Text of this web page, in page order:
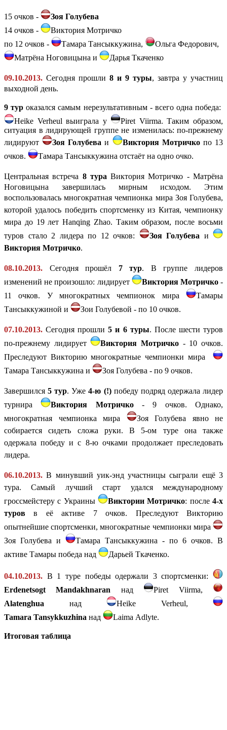
15 очков -
Зоя Голубева
14 очков -
Виктория Мотричко
по 12 очков -
Тамара Тансыккужина,
Ольга Федорович,
Матрёна Ноговицына и
Дарья Ткаченко
09.10.2013. Сегодня прошли 8 и 9 туры, завтра у участниц
выходной день.
9 тур оказался самым нерезультативным - всего одна победа:
Heike Verheul выиграла у
Piret Viirma. Таким образом,
ситуация в лидирующей группе не изменилась: по-прежнему
лидируют
Зоя Голубева и Виктория Мотричкопо 13
очков.
Тамара Тансыккужина отстаёт на одно очко.
Центральная встреча 8 тураВиктория Мотричко - Матрёна
Ноговицына завершилась мирным исходом. Этим
воспользоваласьмногократная чемпионка мира Зоя Голубева,
которой удалось победить спортсменку из Китая, чемпионку
мира до 19 лет Hanqing Zhao. Таким образом, после восьми
туров стало 2 лидера по 12 очков:
Зоя Голубева и
Виктория Мотричко.
08.10.2013. Сегодня прошёл 7 тур. В группе лидеров
изменений не произошло: лидирует
Виктория Мотричко-
11 очков. У многократных чемпионок мира
Тамары
Тансыккужиной и
Зои Голубевой - по 10 очков.
07.10.2013.Сегодня прошли5 и 6 туры. После шести туров
по-прежнему лидирует
Виктория Мотричко - 10 очков.
Преследуют Викторию многократные чемпионки мира
Тамара Тансыккужина и
Зоя Голубева - по 9 очков.
Завершился5 тур. Уже4-ю (!)победу подряд одержала лидер
турнира
Виктория Мотричко- 9 очков. Однако,
многократная чемпионка мира
Зоя Голубева явно не
собирается сидеть сложа руки. В 5-ом туре она также
одержала победу и с 8-ю очками продолжает преследовать
лидера.
06.10.2013.В минувший уик-энд участницы сыграли ещё 3
тура. Самый лучший старт удался международному
гроссмейстеру с Украины
Виктории Мотричко: после4-х
туров в её активе 7 очков. Преследуют Викторию
опытнейшие спортсменки, многократные чемпионки мира
Зоя Голубева и
Тамара Тансыккужина - по 6 очков. В
активе Тамары победа над
Дарьей Ткаченко.
04.10.2013. В 1 туре победы одержали 3 спортсменки:
ErdenetsogtMandakhnaran над Piret Viirma,
Alatenghua
над Heike
Verheul,
Tamara Tansykkuzhina над Laima Adlyte.
Итоговая таблица